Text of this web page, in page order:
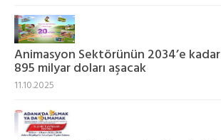
Animasyon Sektörünün 2034’e kadar
895 milyar doları aşacak
11.10.2025